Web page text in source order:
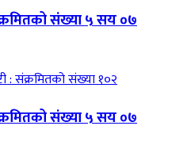
संख्या ५ सय ०७
संख्या ५ सय ०७